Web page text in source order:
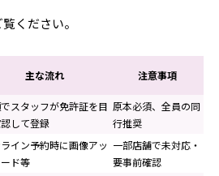
ください。
主な流れ 注意事項
スタッフが免許証を目
して登録
原本必須、全員の同
行推奨
イン予約時に画像アッ
ド等
一部店舗で未対応・
要事前確認